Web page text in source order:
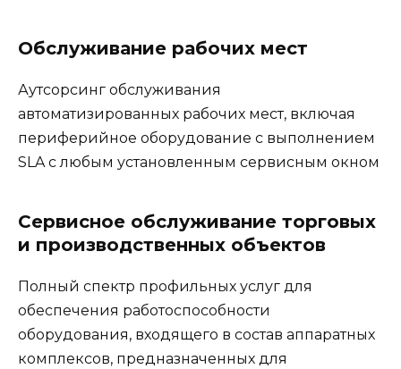
Обслуживание рабочих мест
Аутсорсинг обслуживания
автоматизированных рабочих мест, включая
периферийное оборудование с выполнением
SLA с любым установленным сервисным окном
Сервисное обслуживание торговых
и производственных объектов
Полный спектр профильных услуг для
обеспечения работоспособности
оборудования, входящего в состав аппаратных
комплексов, предназначенных для